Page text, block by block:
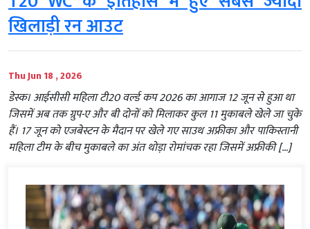
खिलाड़ी रन आउट
Thu Jun 18 , 2026
डेस्क। आईसीसी महिला टी20 वर्ल्ड कप 2026 का आगाज 12 जून से हुआ था
जिसमें अब तक ग्रुप-ए और बी दोनों को मिलाकर कुल 11 मुकाबले खेले जा चुके
हैं। 17 जून को एजबेस्टन के मैदान पर खेले गए साउथ अफ्रीका और पाकिस्तानी
महिला टीम के बीच मुकाबले का अंत थोड़ा रोमांचक रहा जिसमें अफ्रीकी […]